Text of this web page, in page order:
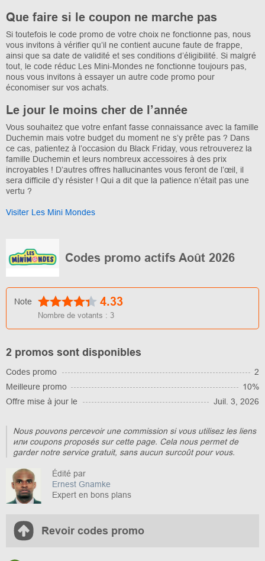
Que faire si le coupon ne marche pas
Si toutefois le code promo de votre choix ne fonctionne pas, nous
vous invitons à vérifier qu’il ne contient aucune faute de frappe,
ainsi que sa date de validité et ses conditions d’éligibilité. Si malgré
tout, le code réduc Les Mini-Mondes ne fonctionne toujours pas,
nous vous invitons à essayer un autre code promo pour
économiser sur vos achats.
Le jour le moins cher de l’année
Vous souhaitez que votre enfant fasse connaissance avec la famille
Duchemin mais votre budget du moment ne s’y prête pas ? Dans
ce cas, patientez à l’occasion du Black Friday, vous retrouverez la
famille Duchemin et leurs nombreux accessoires à des prix
incroyables ! D’autres offres hallucinantes vous feront de l’œil, il
sera difficile d’y résister ! Qui a dit que la patience n’était pas une
vertu ?
Visiter Les Mini Mondes
Codes promo actifs Août 2026
Note 4.33
Nombre de votants : 3
2 promos sont disponibles
Codes promo
2
Meilleure promo
10%
Offre mise à jour le
Juil. 3, 2026
Nous pouvons percevoir une commission si vous utilisez les liens
или coupons proposés sur cette page. Cela nous permet de
garder notre service gratuit, sans aucun surcoût pour vous.
Édité par
Ernest Gnamke
Expert en bons plans
Revoir codes promo